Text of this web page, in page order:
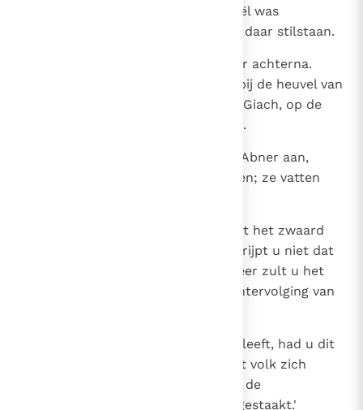
die bij de plek kwamen waar Asaël was
neergestort en gestorven bleven daar stilstaan.
Maar Joab en Abisai gingen Abner achterna.
Tegen zonsondergang waren ze bij de heuvel van
Amma gekomen, ten oosten van Giach, op de
weg naar de woestijn van Gibeon.
De Benjaminieten sloten zich bij Abner aan,
zodat ze een strijdmacht vormden; ze vatten
Toen riep Abner naar Joab: `Moet het zwaard
dan maar blijven verslinden? Begrijpt u niet dat
dit op een ramp uitloopt? Wanneer zult u het
leger eindelijk bevel geven de achtervolging van
Joab antwoordde: `Zowaar God leeft, had u dit
maar eerder gezegd! Dan had het volk zich
vanmorgen al teruggetrokken en de
achtervolging van zijn broeders gestaakt.'